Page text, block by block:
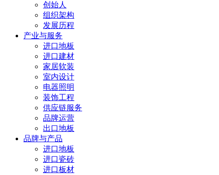
创始人
组织架构
发展历程
产业与服务
进口地板
进口建材
家居软装
室内设计
电器照明
装饰工程
供应链服务
品牌运营
出口地板
品牌与产品
进口地板
进口瓷砖
进口板材